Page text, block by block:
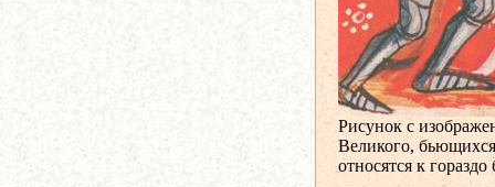
Рисунок с
Великого,
относятся к